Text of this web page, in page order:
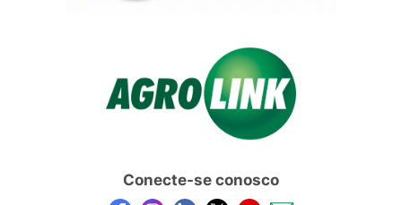
Conecte-se conosco